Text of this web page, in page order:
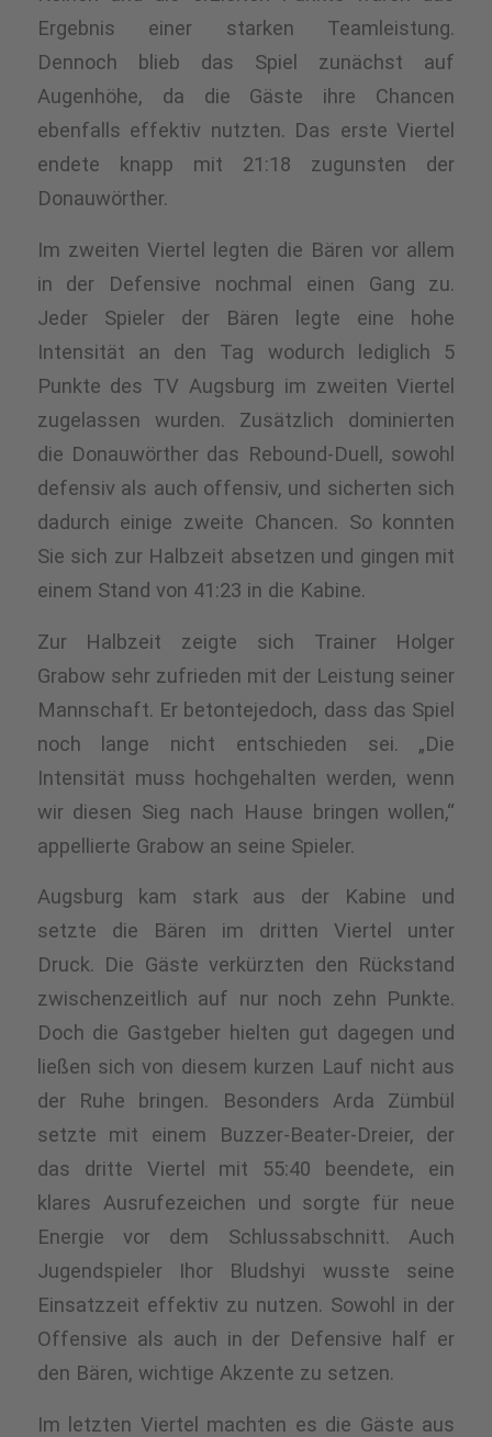
Ergebnis einer starken Teamleistung.
Dennoch blieb das Spiel zunächst auf
Augenhöhe, da die Gäste ihre Chancen
ebenfalls effektiv nutzten. Das erste Viertel
endete knapp mit 21:18 zugunsten der
Donauwörther.
Im zweiten Viertel legten die Bären vor allem
in der Defensive nochmal einen Gang zu.
Jeder Spieler der Bären legte eine hohe
Intensität an den Tag wodurch lediglich 5
Punkte des TV Augsburg im zweiten Viertel
zugelassen wurden. Zusätzlich dominierten
die Donauwörther das Rebound-Duell, sowohl
defensiv als auch offensiv, und sicherten sich
dadurch einige zweite Chancen. So konnten
Sie sich zur Halbzeit absetzen und gingen mit
einem Stand von 41:23 in die Kabine.
Zur Halbzeit zeigte sich Trainer Holger
Grabow sehr zufrieden mit der Leistung seiner
Mannschaft. Er betontejedoch, dass das Spiel
noch lange nicht entschieden sei. „Die
Intensität muss hochgehalten werden, wenn
wir diesen Sieg nach Hause bringen wollen,“
appellierte Grabow an seine Spieler.
Augsburg kam stark aus der Kabine und
setzte die Bären im dritten Viertel unter
Druck. Die Gäste verkürzten den Rückstand
zwischenzeitlich auf nur noch zehn Punkte.
Doch die Gastgeber hielten gut dagegen und
ließen sich von diesem kurzen Lauf nicht aus
der Ruhe bringen. Besonders Arda Zümbül
setzte mit einem Buzzer-Beater-Dreier, der
das dritte Viertel
mit 55:40 beendete, ein
klares Ausrufezeichen und sorgte für neue
Energie vor dem Schlussabschnitt. Auch
Jugendspieler Ihor Bludshyi wusste seine
Einsatzzeit effektiv zu nutzen. Sowohl in der
Offensive als auch in der Defensive half er
den Bären, wichtige Akzente zu setzen.
Im letzten Viertel machten es die Gäste aus